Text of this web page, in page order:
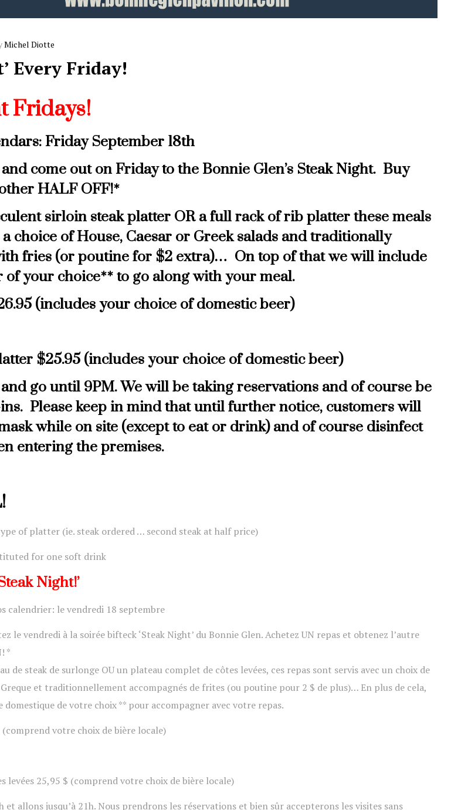
Michel Diotte
Every Friday!
Fridays!
Friday September 18th
come out on Friday to the Bonnie Glen’s Steak Night. Buy
HALF OFF!*
sirloin steak platter OR a full rack of rib platter these meals
choice of House, Caesar or Greek salads and traditionally
fries (or poutine for $2 extra)… On top of that we will include
of your choice** to go along with your meal.
(includes your choice of domestic beer)
$25.95 (includes your choice of domestic beer)
go until 9PM. We will be taking reservations and of course be
Please keep in mind that until further notice, customers will
while on site (except to eat or drink) and of course disinfect
entering the premises.
of platter (ie. steak ordered … second steak at half price)
for one soft drink
Night!’
calendrier: le vendredi 18 septembre
le vendredi à la soirée bifteck ‘Steak Night’ du Bonnie Glen. Achetez UN repas et obtenez l’autre
*
de steak de surlonge OU un plateau complet de côtes levées, ces repas sont servis avec un choix de
Greque et traditionnellement accompagnés de frites (ou poutine pour 2 $ de plus)… En plus de cela,
domestique de votre choix ** pour accompagner avec votre repas.
votre choix de bière locale)
levées 25,95 $ (comprend votre choix de bière locale)
et allons jusqu’à 21h. Nous prendrons les réservations et bien sûr accepterons les visites sans